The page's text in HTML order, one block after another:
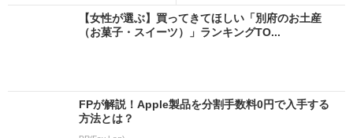
【女性が選ぶ】買ってきてほしい「別府のお土産
（お菓子・スイーツ）」ランキングTO...
FPが解説！Apple製品を分割手数料0円で入手する
方法とは？